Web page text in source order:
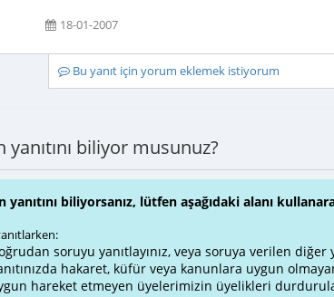
18-01-2007
Bu yanıt için yorum eklemek istiyorum
yanıtını biliyor musunuz?
yanıtını biliyorsanız, lütfen aşağıdaki alanı
soruyu yanıtlayınız, veya soruya verilen
hakaret, küfür veya kanunlara uygun
hareket etmeyen üyelerimizin üyelikleri